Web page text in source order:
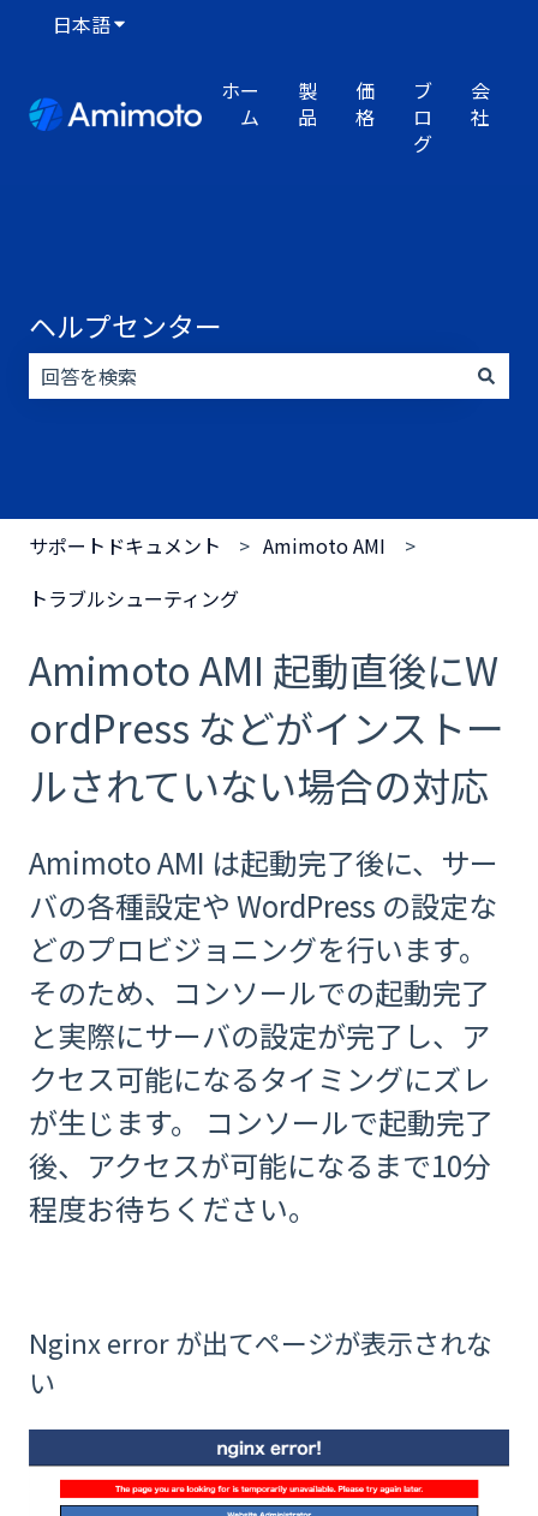
日本語翻訳のサブメニューを表示
ホー
ム
製
品
価
格
ブ
ロ
グ
会
社
ヘルプセンター
サポートドキュメント
Amimoto AMI
トラブルシューティング
Amimoto AMI 起動直後にW
ordPress などがインストー
ルされていない場合の対応
Amimoto AMI は起動完了後に、サー
バの各種設定や WordPress の設定な
どのプロビジョニングを行います。
そのため、コンソールでの起動完了
と実際にサーバの設定が完了し、ア
クセス可能になるタイミングにズレ
が生じます。 コンソールで起動完了
後、アクセスが可能になるまで10分
程度お待ちください。
Nginx error が出てページが表示されな
い